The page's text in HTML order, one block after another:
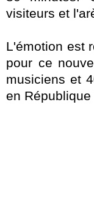
visiteurs et
L'émotion est
pour ce
musiciens et
en République